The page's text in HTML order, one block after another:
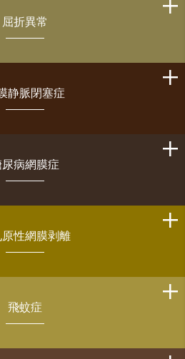
屈折異常
静脈閉塞症
尿病網膜症
原性網膜剥離
飛蚊症